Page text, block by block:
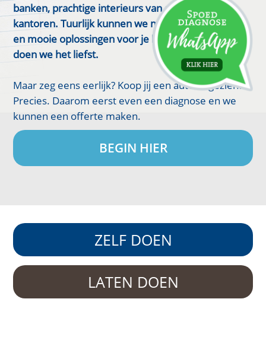
banken, prachtige interieurs van auto's, boten en
kantoren. Tuurlijk kunnen we meteen de inhoud in
en mooie oplossingen voor je leer bedenken, dat
doen we het liefst.
Maar zeg eens eerlijk? Koop jij een auto ongezien?
Precies. Daarom eerst even een diagnose en we
kunnen een offerte maken.
BEGIN HIER
ZELF DOEN
LATEN DOEN